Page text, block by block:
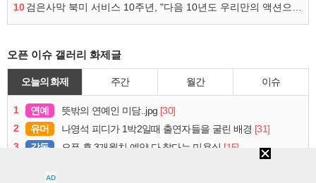
10
오픈 이슈 갤러리 화제글
오늘의 화제 주간 월간 이슈
1 연예 뜻밖의 연예인 미담..jpg [30]
2
유머 나영석 피디가 1박2일때 출연자들을 굴린 배경 [31]
3
감동 오픈 후 3개월치 예약 다 찼다는 미용실 [15]
AD